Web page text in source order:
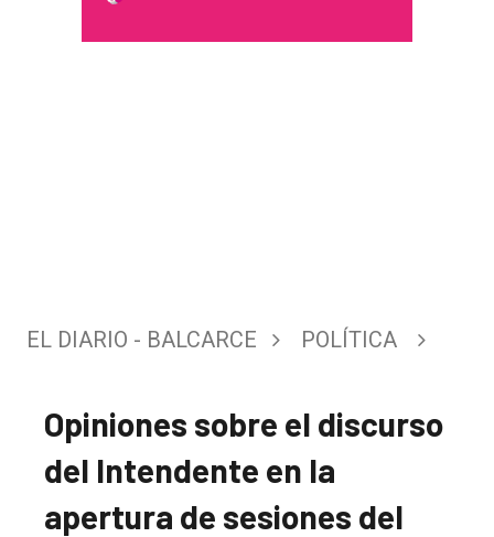
EL DIARIO - BALCARCE POLÍTICA
Opiniones sobre el discurso
del Intendente en la
apertura de sesiones del